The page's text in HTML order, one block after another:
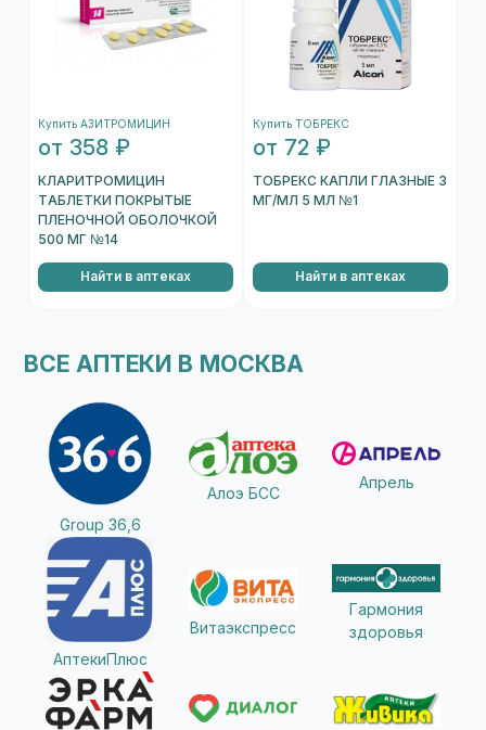
Купить АЗИТРОМИЦИН
от 358 ₽
КЛАРИТРОМИЦИН
ТАБЛЕТКИ ПОКРЫТЫЕ
ПЛЕНОЧНОЙ ОБОЛОЧКОЙ
500 МГ №14
Найти в аптеках
Купить ТОБРЕКС
от 72 ₽
ТОБРЕКС КАПЛИ ГЛАЗНЫЕ 3
МГ/МЛ 5 МЛ №1
Найти в аптеках
ВСЕ АПТЕКИ В МОСКВА
Group 36,6
Алоэ БСС
Апрель
АптекиПлюс
Витаэкспресс
Гармония
здоровья